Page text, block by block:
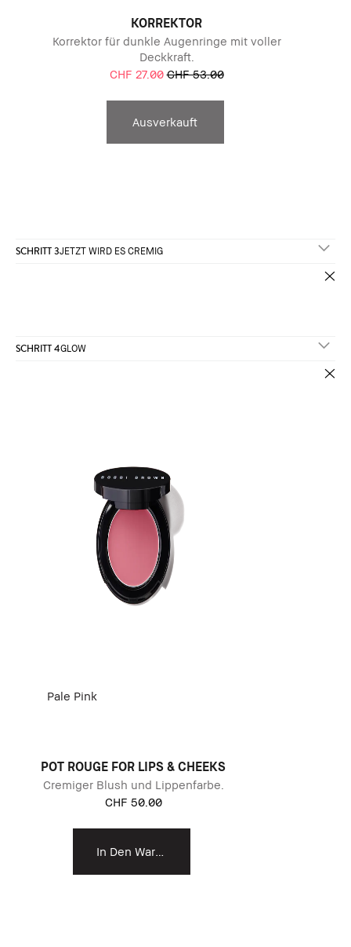
KORREKTOR
Korrektor für dunkle Augenringe mit voller
Deckkraft.
CHF 27.00 CHF 53.00
Ausverkauft
SCHRITT 3JETZT WIRD ES CREMIG
SCHRITT 4GLOW
Pale Pink
POT ROUGE FOR LIPS & CHEEKS
Cremiger Blush und Lippenfarbe.
CHF 50.00